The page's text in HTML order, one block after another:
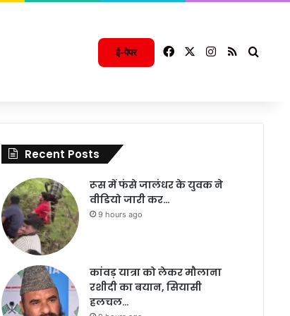
ई-पेपर FacebookInstagram
RSS
Recent Posts
रूस में फंसे जालंधर के युवक ने
वीडियो जारी कर…
9 hours ago
कांवड़ यात्रा को लेकर मौलाना
रशीदी का बयान, सियासी
हलचल…